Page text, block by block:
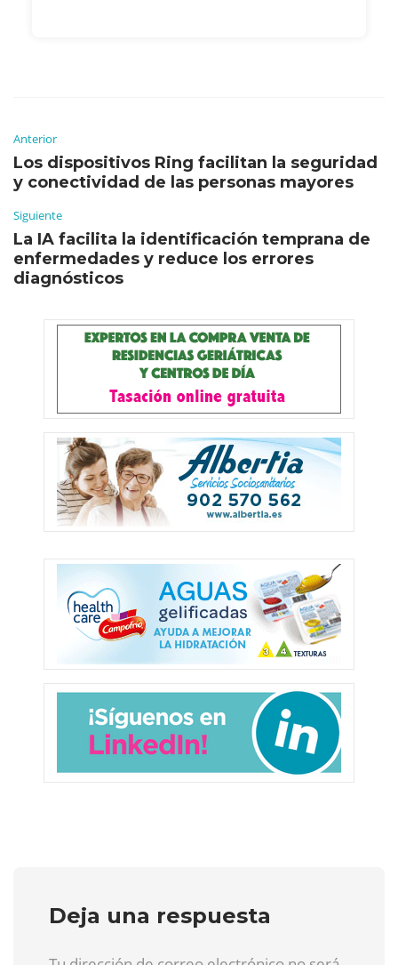
Anterior
Los dispositivos Ring facilitan la seguridad
y conectividad de las personas mayores
Siguiente
La IA facilita la identificación temprana de
enfermedades y reduce los errores
diagnósticos
Deja una respuesta